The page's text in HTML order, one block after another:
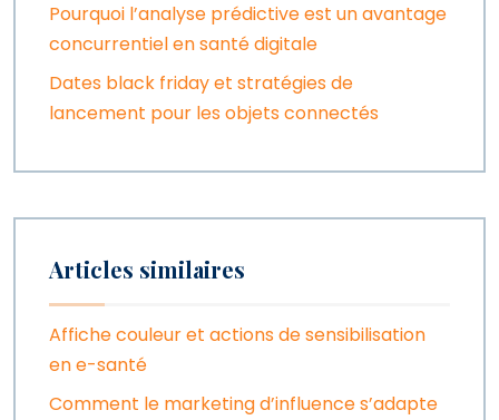
Pourquoi l’analyse prédictive est un avantage
concurrentiel en santé digitale
Dates black friday et stratégies de
lancement pour les objets connectés
Articles similaires
Affiche couleur et actions de sensibilisation
en e-santé
Comment le marketing d’influence s’adapte